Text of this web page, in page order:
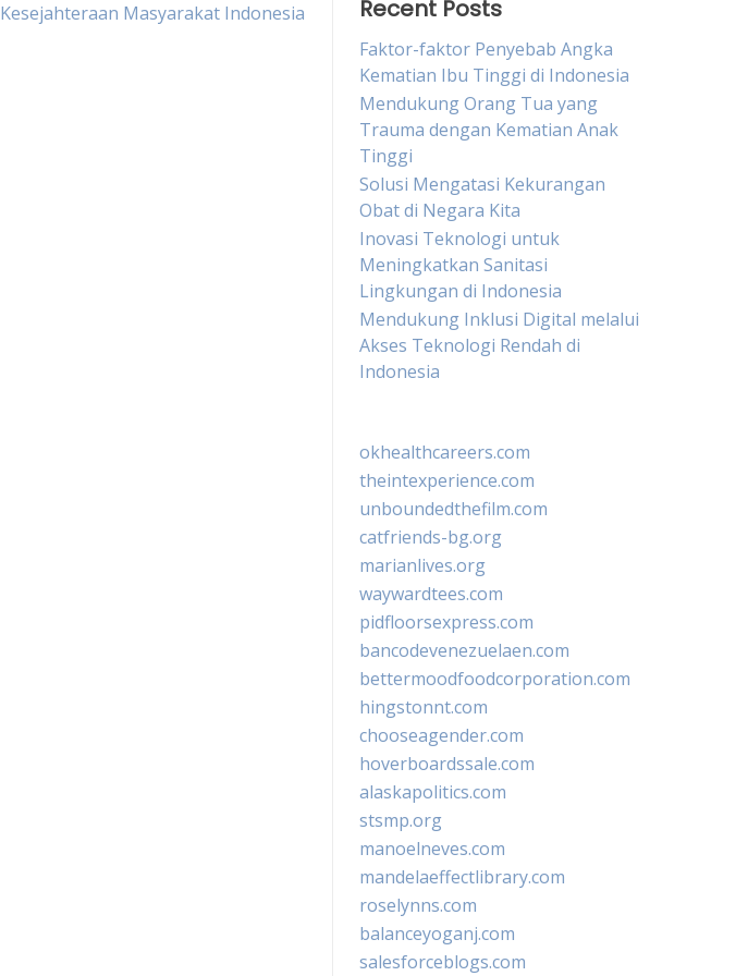
Kesejahteraan Masyarakat Indonesia
Recent Posts
Faktor-faktor Penyebab Angka
Kematian Ibu Tinggi di Indonesia
Mendukung Orang Tua yang
Trauma dengan Kematian Anak
Tinggi
Solusi Mengatasi Kekurangan
Obat di Negara Kita
Inovasi Teknologi untuk
Meningkatkan Sanitasi
Lingkungan di Indonesia
Mendukung Inklusi Digital melalui
Akses Teknologi Rendah di
Indonesia
okhealthcareers.com
theintexperience.com
unboundedthefilm.com
catfriends-bg.org
marianlives.org
waywardtees.com
pidfloorsexpress.com
bancodevenezuelaen.com
bettermoodfoodcorporation.com
hingstonnt.com
chooseagender.com
hoverboardssale.com
alaskapolitics.com
stsmp.org
manoelneves.com
mandelaeffectlibrary.com
roselynns.com
balanceyoganj.com
salesforceblogs.com